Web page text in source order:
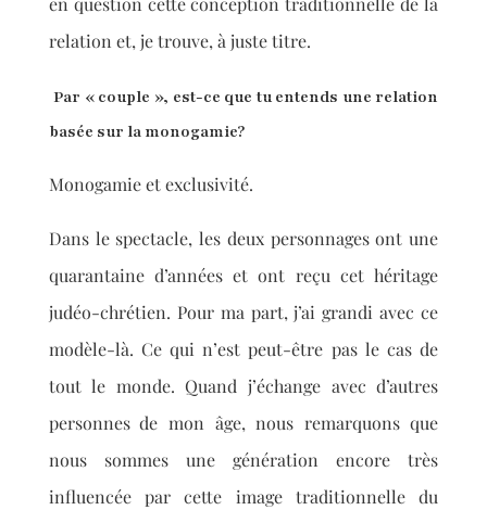
relation et, je trouve, à juste titre.
Par « couple », est-ce que tu entends une relation
basée sur la monogamie?
Monogamie et exclusivité.
Dans le spectacle, les deux personnages ont une
quarantaine d’années et ont reçu cet héritage
judéo-chrétien. Pour ma part, j’ai grandi avec ce
modèle-là. Ce qui n’est peut-être pas le cas de
tout le monde. Quand j’échange avec d’autres
personnes de mon âge, nous remarquons que
nous sommes une génération encore très
influencée par cette image traditionnelle du